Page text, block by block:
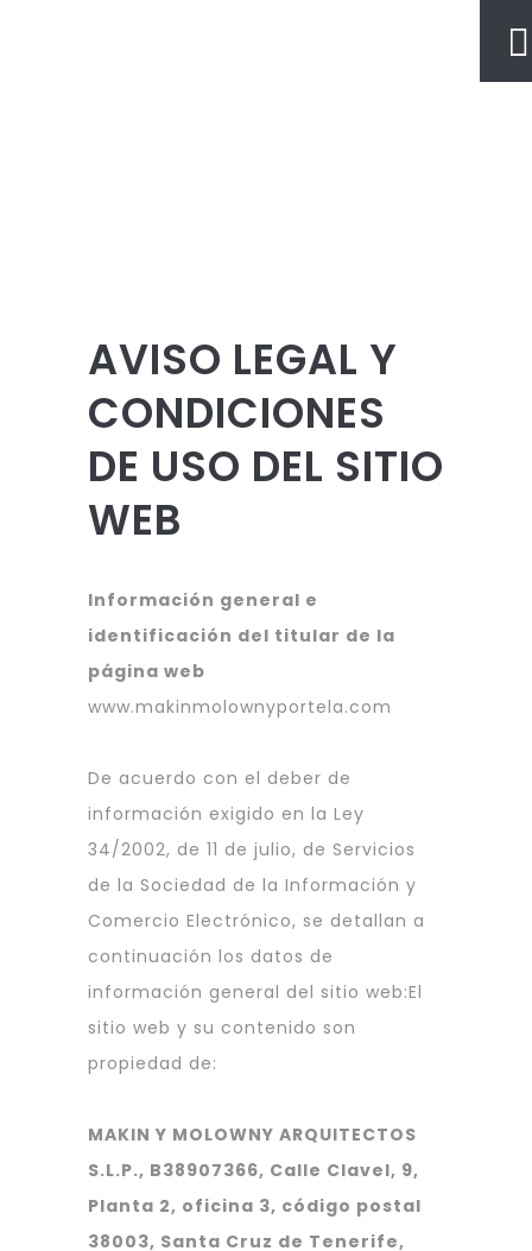
AVISO LEGAL Y
CONDICIONES
DE USO DEL SITIO
WEB
Información general e
identificación del titular de la
página web
www.makinmolownyportela.com
De acuerdo con el deber de
información exigido en la Ley
34/2002, de 11 de julio, de Servicios
de la Sociedad de la Información y
Comercio Electrónico, se detallan a
continuación los datos de
información general del sitio web:El
sitio web y su contenido son
propiedad de:
MAKIN Y MOLOWNY ARQUITECTOS
S.L.P., B38907366, Calle Clavel, 9,
Planta 2, oficina 3, código postal
38003, Santa Cruz de Tenerife,